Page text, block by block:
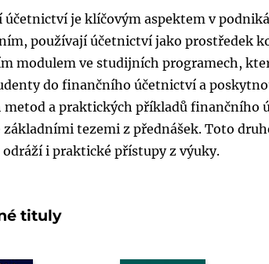
účetnictví je klíčovým aspektem v
používají účetnictví jako prostředek
modulem ve studijních programech,
do finančního účetnictví a
metod a praktických příkladů finančního
základními tezemi z přednášek. Toto
odráží i praktické přístupy z výuky.
tituly